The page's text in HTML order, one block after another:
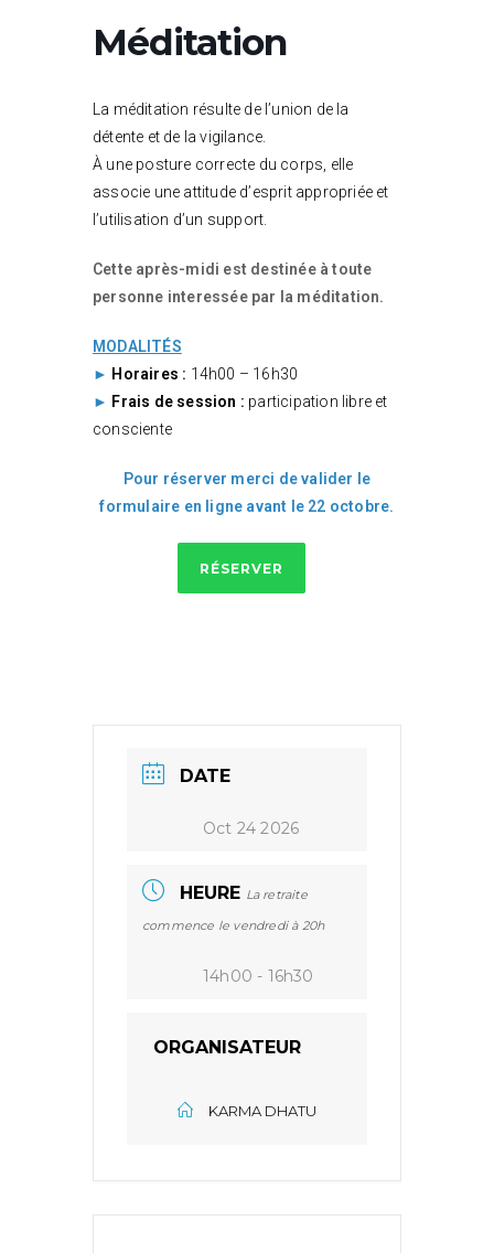
Méditation
La méditation résulte de l’union de la
détente et de la vigilance.
À une posture correcte du corps, elle
associe une attitude d’esprit appropriée et
l’utilisation d’un support.
Cette après-midi est destinée à toute
personne interessée par la méditation.
MODALITÉS
► Horaires : 14h00 – 16h30
► Frais de session : participation libre et
consciente
Pour réserver merci de valider le
formulaire en ligne avant le 22 octobre.
RÉSERVER
DATE
Oct 24 2026
HEURE La retraite
commence le vendredi à 20h
14h00 - 16h30
ORGANISATEUR
KARMA DHATU